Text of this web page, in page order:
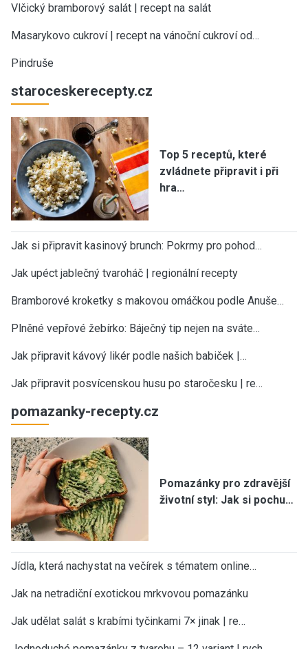
Vlčický bramborový salát | recept na salát
Masarykovo cukroví | recept na vánoční cukroví od…
Pindruše
staroceskerecepty.cz
Top 5 receptů, které
zvládnete připravit i při
hra…
Jak si připravit kasinový brunch: Pokrmy pro pohod…
Jak upéct jablečný tvaroháč | regionální recepty
Bramborové kroketky s makovou omáčkou podle Anuše…
Plněné vepřové žebírko: Báječný tip nejen na sváte…
Jak připravit kávový likér podle našich babiček |…
Jak připravit posvícenskou husu po staročesku | re…
pomazanky-recepty.cz
Pomazánky pro zdravější
životní styl: Jak si pochu…
Jídla, která nachystat na večírek s tématem online…
Jak na netradiční exotickou mrkvovou pomazánku
Jak udělat salát s krabími tyčinkami 7× jinak | re…